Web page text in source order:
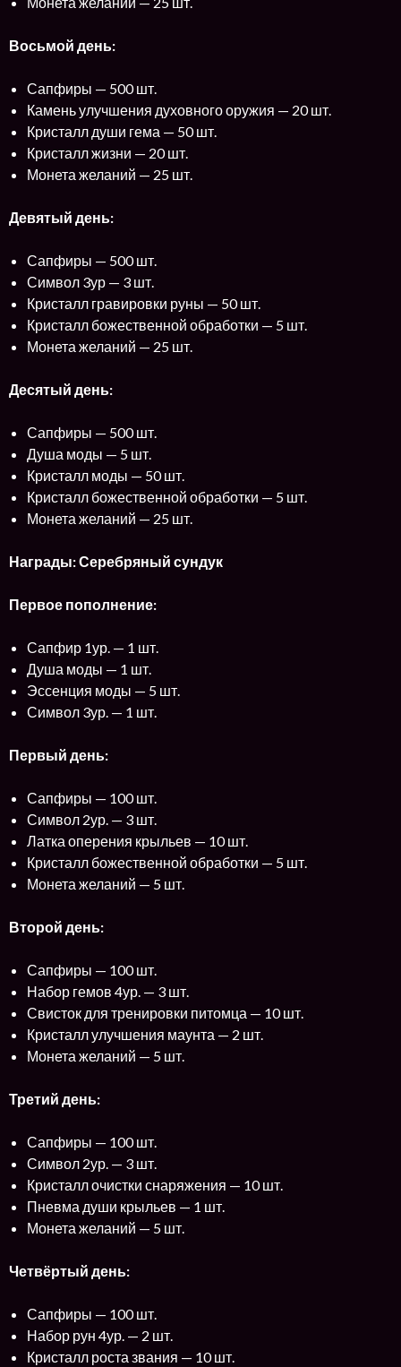
Восьмой день:
Сапфиры — 500 шт.
Камень улучшения духовного оружия — 20 шт.
Кристалл души гема — 50 шт.
Кристалл жизни — 20 шт.
Монета желаний — 25 шт.
Девятый день:
Сапфиры — 500 шт.
Символ 3ур — 3 шт.
Кристалл гравировки руны — 50 шт.
Кристалл божественной обработки — 5 шт.
Монета желаний — 25 шт.
Десятый день:
Сапфиры — 500 шт.
Душа моды — 5 шт.
Кристалл моды — 50 шт.
Кристалл божественной обработки — 5 шт.
Монета желаний — 25 шт.
Награды: Серебряный сундук
Первое пополнение:
Сапфир 1ур. — 1 шт.
Душа моды — 1 шт.
Эссенция моды — 5 шт.
Символ 3ур. — 1 шт.
Первый день:
Сапфиры — 100 шт.
Символ 2ур. — 3 шт.
Латка оперения крыльев — 10 шт.
Кристалл божественной обработки — 5 шт.
Монета желаний — 5 шт.
Второй день:
Сапфиры — 100 шт.
Набор гемов 4ур. — 3 шт.
Свисток для тренировки питомца — 10 шт.
Кристалл улучшения маунта — 2 шт.
Монета желаний — 5 шт.
Третий день:
Сапфиры — 100 шт.
Символ 2ур. — 3 шт.
Кристалл очистки снаряжения — 10 шт.
Пневма души крыльев — 1 шт.
Монета желаний — 5 шт.
Четвёртый день:
Сапфиры — 100 шт.
Набор рун 4ур. — 2 шт.
Кристалл роста звания — 10 шт.